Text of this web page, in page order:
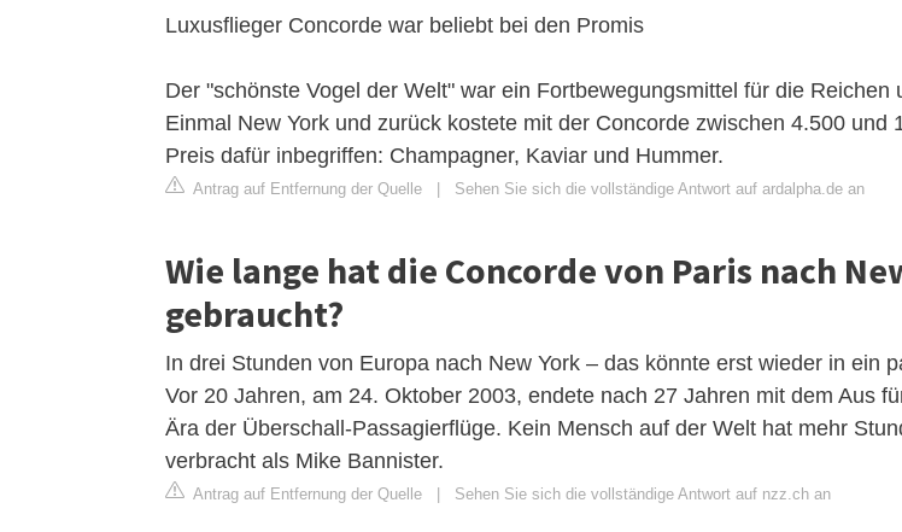
Luxusflieger Concorde war beliebt bei den Promis
Der "schönste Vogel der Welt" war ein Fortbewegungsmittel für die Reichen
Einmal New York und zurück kostete mit der Concorde zwischen 4.500 und
Preis dafür inbegriffen: Champagner, Kaviar und Hummer.
Antrag auf Entfernung der Quelle Sehen Sie sich die vollständige Antwort auf ardalpha.de an
Wie lange hat die Concorde von Paris nach
gebraucht?
In drei Stunden von Europa nach New York – das könnte erst wieder in ein
Vor 20 Jahren, am 24. Oktober 2003, endete nach 27 Jahren mit dem Aus
Ära der Überschall-Passagierflüge. Kein Mensch auf der Welt hat mehr
verbracht als Mike Bannister.
Antrag auf Entfernung der Quelle Sehen Sie sich die vollständige Antwort auf nzz.ch an